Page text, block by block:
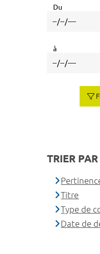
Du
à
TRIER PAR
Titre
Type de
Date de